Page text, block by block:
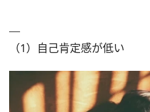
（1）自己肯定感が低い